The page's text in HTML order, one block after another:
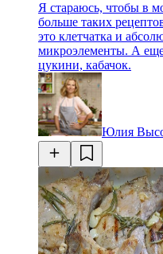
Я стараюсь, чтобы в
больше таких
это клетчатка и
микроэлементы. А еще
цукини, кабачок.
Юлия